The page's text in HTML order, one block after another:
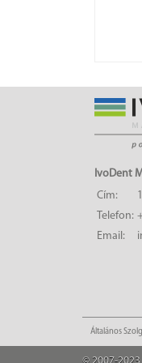
IvoDent
Cím:
Telefon:
Email:
Általános